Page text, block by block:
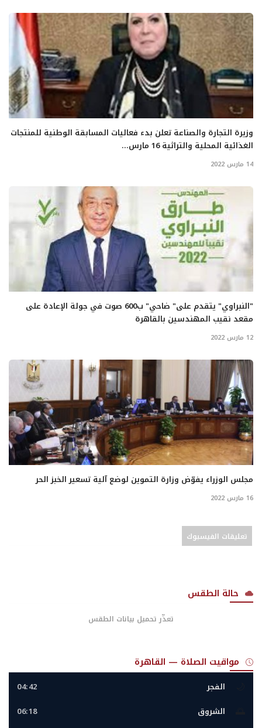
وزيرة التجارة والصناعة تعلن بدء فعاليات المسابقة الوطنية للمنتجات
الغذائية المحلية والتراثية 16 مارس...
14 مارس 2022
"النبراوي" يتقدم على" ضاحي" ب600 صوت في جولة الإعادة على
مقعد نقيب المهندسين بالقاهرة
12 مارس 2022
مجلس الوزراء يفوّض وزارة التموين لوضع آلية تسعير الخبز الحر
16 مارس 2022
تعليقات الفيسبوك
حالة الطقس
تعذّر تحميل بيانات الطقس
مواقيت الصلاة — القاهرة
الفجر 04:42
الشروق 06:18